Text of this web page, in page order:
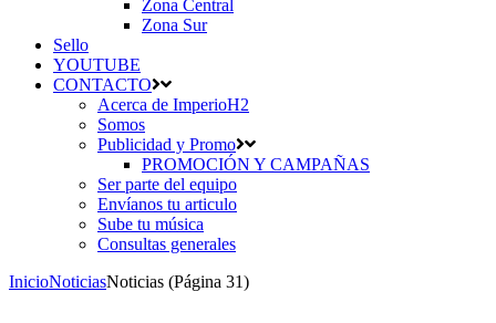
Zona Central
Zona Sur
Sello
YOUTUBE
CONTACTO
Acerca de ImperioH2
Somos
Publicidad y Promo
PROMOCIÓN Y CAMPAÑAS
Ser parte del equipo
Envíanos tu articulo
Sube tu música
Consultas generales
InicioNoticiasNoticias (Página 31)